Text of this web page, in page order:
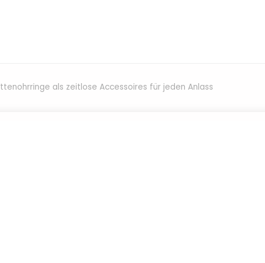
als zeitlose Accessoires für jeden Anlass